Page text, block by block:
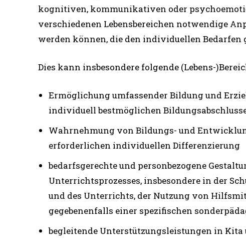
kognitiven, kommunikativen oder
verschiedenen Lebensbereichen notwendige
werden können, die den individuellen Bedarfen
Dies kann insbesondere folgende (Lebens-
Ermöglichung umfassender Bildung und
individuell bestmöglichen
Wahrnehmung von Bildungs- und
erforderlichen individuellen Differenzierung
bedarfsgerechte und personbezogene
Unterrichtsprozesses, insbesondere in der
und des Unterrichts, der Nutzung von
gegebenenfalls einer spezifischen
begleitende Unterstützungsleistungen in Kita